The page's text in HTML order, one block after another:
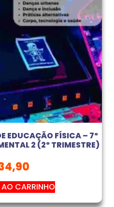
EDUCAÇÃO FÍSICA – 7º
2 (2º TRIMESTRE)
CARRINHO